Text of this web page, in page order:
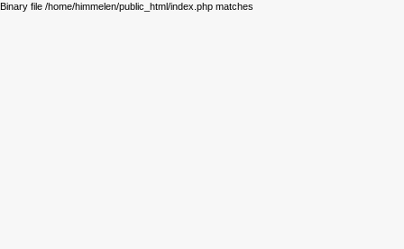
Binary file /home/himmelen/public_html/index.php matches